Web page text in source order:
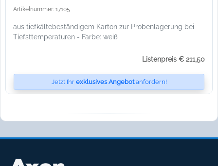
Artikelnummer: 17105
aus tiefkältebeständigem Karton zur Probenlagerung bei
Tiefsttemperaturen - Farbe: weiß
Listenpreis € 211,50
Jetzt Ihr exklusives Angebotanfordern!